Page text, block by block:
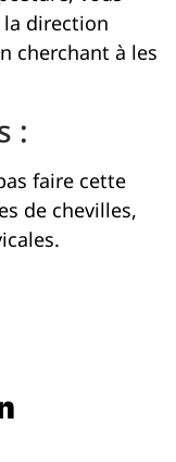
la direction
cherchant à les
:
faire cette
de chevilles,